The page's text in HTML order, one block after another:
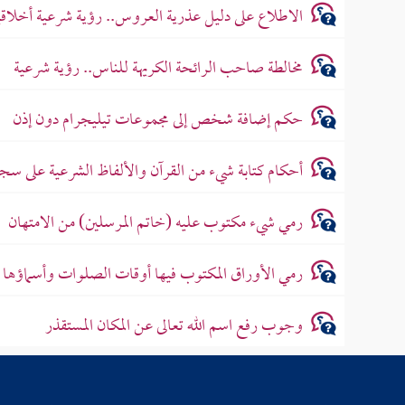
الاطلاع على دليل عذرية العروس.. رؤية شرعية
مخالطة صاحب الرائحة الكريهة للناس.. رؤية شرعية
حكم إضافة شخص إلى مجموعات تيليجرام دون إذن
أحكام كتابة شيء من القرآن والألفاظ الشرعية على
رمي شيء مكتوب عليه (خاتم المرسلين) من الامتهان
رمي الأوراق المكتوب فيها أوقات الصلوات وأسماؤها
وجوب رفع اسم الله تعالى عن المكان المستقذر